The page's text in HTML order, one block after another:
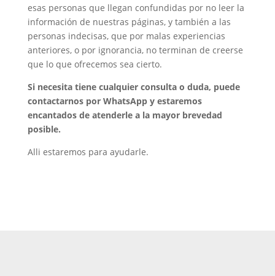
esas personas que llegan confundidas por no leer la
información de nuestras páginas, y también a las
personas indecisas, que por malas experiencias
anteriores, o por ignorancia, no terminan de creerse
que lo que ofrecemos sea cierto.
Si necesita tiene cualquier consulta o duda, puede
contactarnos por WhatsApp y estaremos
encantados de atenderle a la mayor brevedad
posible.
Alli estaremos para ayudarle.